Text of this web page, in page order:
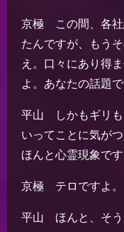
京極 この間、各社
たんですが、もう
え。口々にあり得
よ。あなたの話題
平山 しかもギリも
いってことに気が
ほんと心霊現象です
京極 テロですよ。
平山 ほんと、そう